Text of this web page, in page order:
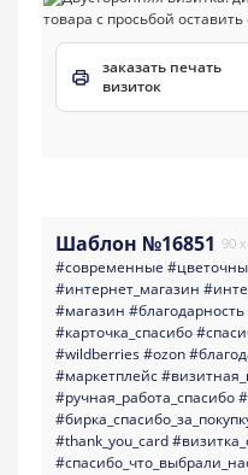
заказать печать
визиток
Шаблон №16851 90
#современные
#интернет_магазин
#магазин #благодарность
#карточка_спасибо
#wildberries#ozon
#маркетплейс
#ручная_работа_спасибо
#thank_you_card